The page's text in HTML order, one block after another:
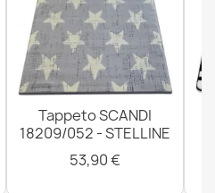
rotondo STONES pietre,
Tappeto SCANDI
18209/052 - STELLINE
53,90 €